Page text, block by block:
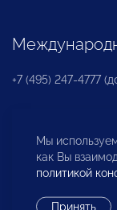
+7 (495) 247-4777
Бюро по
инвесторов
Мы
как Вы
политикой
Принять